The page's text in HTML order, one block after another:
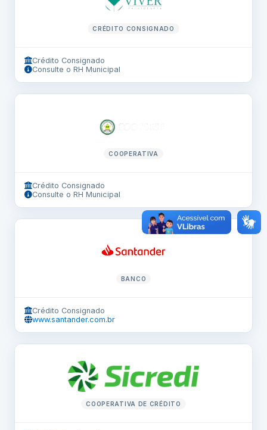
CRÉDITO CONSIGNADO
Crédito Consignado
Consulte o RH Municipal
COOPERATIVA
Crédito Consignado
Consulte o RH Municipal
BANCO
Crédito Consignado
www.santander.com.br
COOPERATIVA DE CRÉDITO